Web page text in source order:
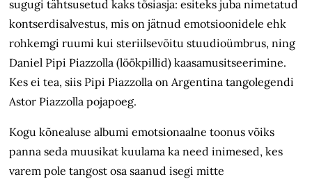
sugugi tähtsusetud kaks tõsiasja: esiteks juba nimetatud
kontserdisalvestus, mis on jätnud emotsioonidele ehk
rohkemgi ruumi kui steriilsevõitu stuudioümbrus, ning
Daniel Pipi Piazzolla (löökpillid) kaasamusitseerimine.
Kes ei tea, siis Pipi Piazzolla on Argentina tangolegendi
Astor Piazzolla pojapoeg.
Kogu kõnealuse albumi emotsionaalne toonus võiks
panna seda muusikat kuulama ka need inimesed, kes
varem pole tangost osa saanud isegi mitte